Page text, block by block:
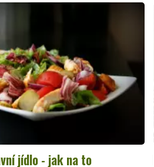
jídlo - jak na to